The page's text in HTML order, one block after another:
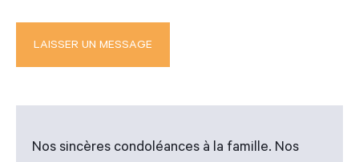
Nos sincères condoléances à la famille. Nos